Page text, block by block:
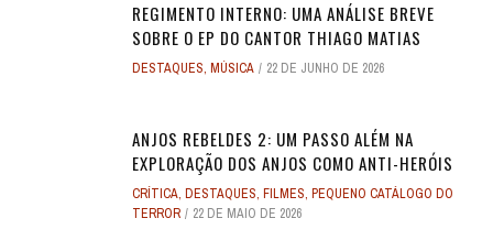
REGIMENTO INTERNO: UMA ANÁLISE BREVE
SOBRE O EP DO CANTOR THIAGO MATIAS
DESTAQUES, MÚSICA 22 DE JUNHO DE 2026
ANJOS REBELDES 2: UM PASSO ALÉM NA
EXPLORAÇÃO DOS ANJOS COMO ANTI-HERÓIS
CRÍTICA, DESTAQUES, FILMES, PEQUENO CATÁLOGO DO
TERROR
22 DE MAIO DE 2026